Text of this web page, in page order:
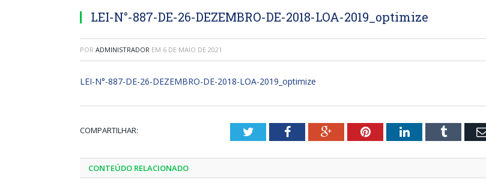
LEI-N°-887-DE-26-DEZEMBRO-DE-2018-LOA-2019_optimize
POR ADMINISTRADOR EM 6 DE MAIO DE 2021
LEI-N°-887-DE-26-DEZEMBRO-DE-2018-LOA-2019_optimize
COMPARTILHAR: TwitterFacebookGoogle+PinterestLinkedInTumblr
CONTEÚDO RELACIONADO